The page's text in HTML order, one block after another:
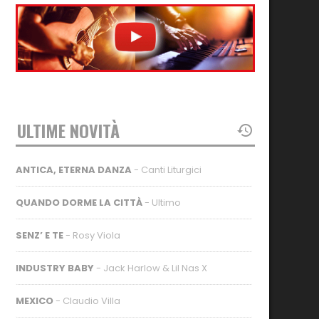
ULTIME NOVITÀ
ANTICA, ETERNA DANZA - Canti Liturgici
QUANDO DORME LA CITTÀ - Ultimo
SENZ’ E TE - Rosy Viola
INDUSTRY BABY - Jack Harlow & Lil Nas X
MEXICO - Claudio Villa